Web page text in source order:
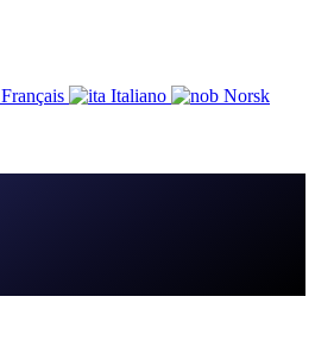
Français Italiano
Norsk